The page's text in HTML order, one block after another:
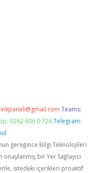
Teams:
0262 606 0 726 Telegram:
gereğince Bilgi Teknolojileri
bir Yer Sağlayıcı
sitedeki içerikleri proaktif